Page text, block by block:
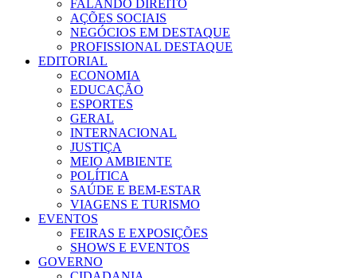
FALANDO DIREITO
AÇÕES SOCIAIS
NEGÓCIOS EM DESTAQUE
PROFISSIONAL DESTAQUE
EDITORIAL
ECONOMIA
EDUCAÇÃO
ESPORTES
GERAL
INTERNACIONAL
JUSTIÇA
MEIO AMBIENTE
POLÍTICA
SAÚDE E BEM-ESTAR
VIAGENS E TURISMO
EVENTOS
FEIRAS E EXPOSIÇÕES
SHOWS E EVENTOS
GOVERNO